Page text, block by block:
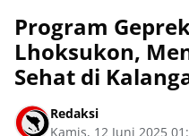
Program
Lhoksukon,
Sehat di
Redaksi
Kamis, 12 Juni 2025